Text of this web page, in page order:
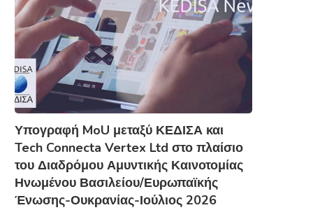
2026: Στρατηγικά
Αδιέξοδα & Κρίσιμες αποφάσεις –
Από τα...
30 Μαΐου, 2026
Η Εξέλιξη της
Ταυτότητας της ΕΕ μέσα
4 Μαΐου, 2026
Υπογραφή MoU μεταξύ ΚΕΔΙΣΑ και
Tech Connecta Vertex Ltd στο πλαίσιο
του Διαδρόμου Αμυντικής Καινοτομίας
Ηνωμένου Βασιλείου/Ευρωπαϊκής
Ένωσης-Ουκρανίας-Ιούλιος 2026